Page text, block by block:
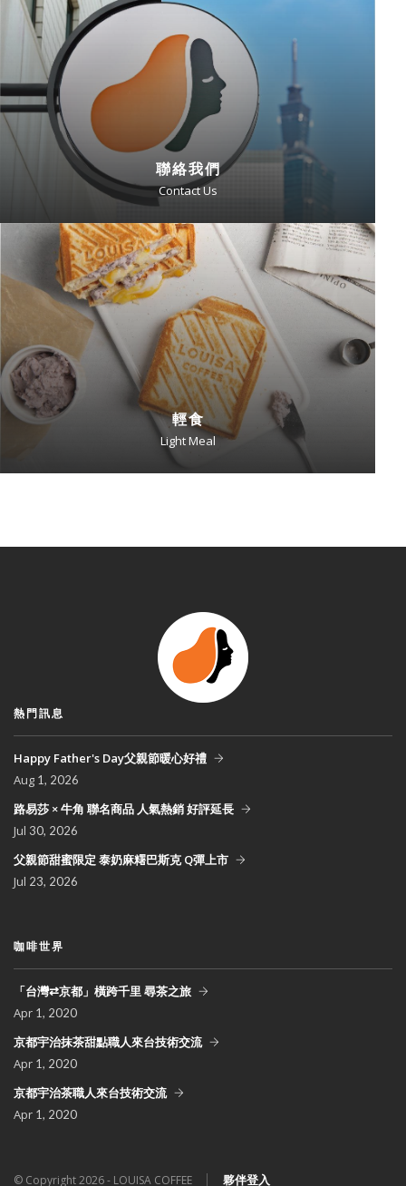
聯絡我們
Contact Us
輕食
Light Meal
熱門訊息
Happy Father's Day父親節暖心好禮
Aug 1, 2026
路易莎 × 牛角 聯名商品 人氣熱銷 好評延長
Jul 30, 2026
父親節甜蜜限定 泰奶麻糬巴斯克 Q彈上市
Jul 23, 2026
咖啡世界
「台灣⇄京都」橫跨千里 尋茶之旅
Apr 1, 2020
京都宇治抹茶甜點職人來台技術交流
Apr 1, 2020
京都宇治茶職人來台技術交流
Apr 1, 2020
© Copyright 2026 - LOUISA COFFEE 夥伴登入